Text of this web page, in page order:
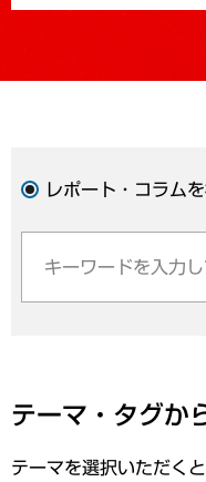
レポート・コラム
テーマ・タグか
テーマを選択いただく